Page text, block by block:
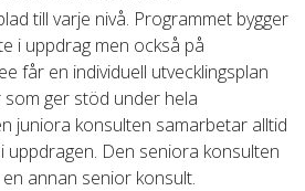
till varje nivå. Programmet bygger
i uppdrag men också på
får en individuell utvecklingsplan
ger stöd under hela
juniora konsulten samarbetar alltid
uppdragen. Den seniora konsulten
annan senior konsult.